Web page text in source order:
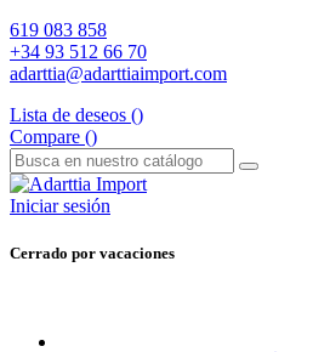
619 083 858
+34 93 512 66 70
adarttia@adarttiaimport.com
Lista de deseos ()
Compare ()
Iniciar sesión
Cerrado por vacaciones